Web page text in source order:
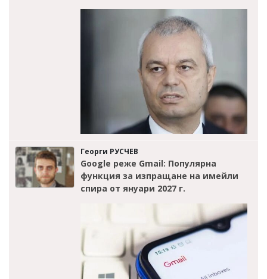
Георги РУСЧЕВ
Google реже Gmail: Популярна
функция за изпращане на имейли
спира от януари 2027 г.